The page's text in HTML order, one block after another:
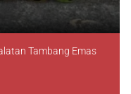
Tambang Emas